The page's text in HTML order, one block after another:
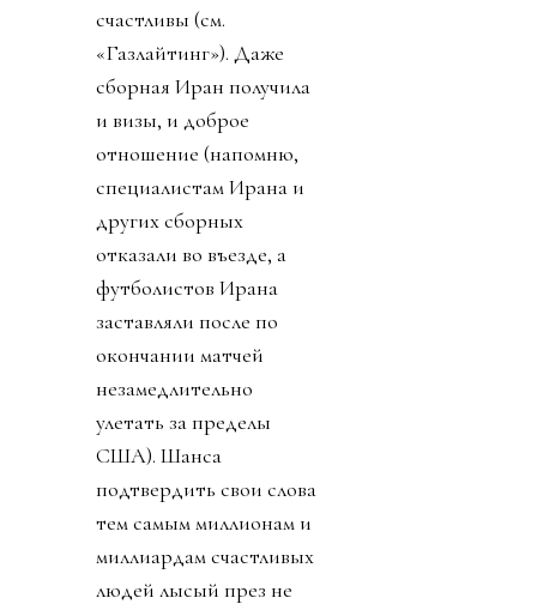
счастливы (см.
«Газлайтинг»). Даже
сборная Иран получила
и визы, и доброе
отношение (напомню,
специалистам Ирана и
других сборных
отказали во въезде, а
футболистов Ирана
заставляли после по
окончании матчей
незамедлительно
улетать за пределы
США). Шанса
подтвердить свои слова
тем самым миллионам и
миллиардам счастливых
людей лысый през не